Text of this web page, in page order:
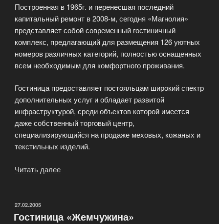
Построенная в 1965г. и перенесшая последний
капитальный ремонт в 2008-м, сегодня «Магнолия»
представляет собой современный гостиничный
комплекс, предлагающий для размещения 126 уютных
номеров различных категорий, полностью оснащенных
всем необходимым для комфортного проживания.
Гостиница предоставляет постояльцам широкий спектр
дополнительных услуг и обладает развитой
инфраструктурой, среди объектов которой имеется
даже собственный торговый центр,
специализирующийся на продаже меховых, кожаных и
текстильных изделий.
Читать далее
ОПУБЛИКОВАНО
27.02.2005
Гостиница «Жемчужина»